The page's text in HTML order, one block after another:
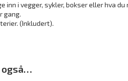
inn i vegger, sykler, bokser eller hva
gang.
(Inkludert).
også…